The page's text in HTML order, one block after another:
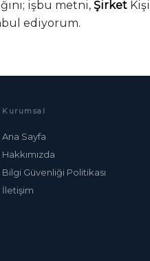
işbu metni, Şirket
ediyorum.
Kurumsal
Ana Sayfa
Hakkımızda
Bilgi Güvenliği Politikası
İletişim